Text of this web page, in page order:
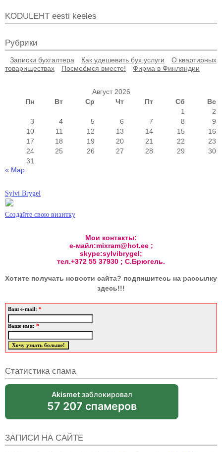
KODULEHT eesti keeles
Рубрики
Записки бухгалтера Как удешевить бух.услуги
О квартирных
товариществах
Посмеёмся вместе! Фирма в Финляндии
Август 2026
Пн
Вт Ср Чт Пт Сб
Вс
1
2
3
4 5 6 7 8
9
10
11 12 13 14 15
16
17
18 19 20 21 22
23
24
25 26 27 28 29
30
31
« Мар
Sylvi Brygel
Создайте свою визитку
Мои контакты:
е-майл:mixram@hot.ee ;
skype:sylvibrygel;
тел.+372 55 37930 ; С.Брюгель.
Хотите получать новости сайта? подпишитесь на рассылку
здесь!!!
Ваш e-mail: *
Ваше имя: *
Статистика спама
Akismetзаблокировал
57 207 спамеров
ЗАПИСИ НА САЙТЕ